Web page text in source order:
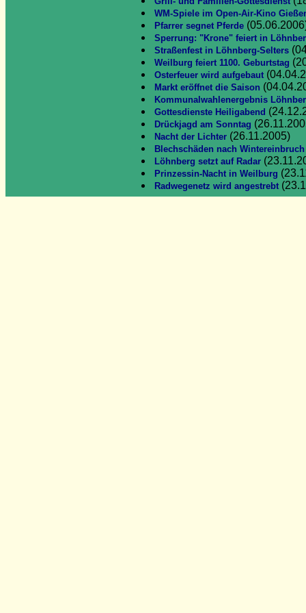
WM-Spiele im Open-Air-Kino
Pfarrer segnet Pferde
Sperrung: "Krone" feiert in
Straßenfest in Löhnberg-Selters
Weilburg feiert 1100. Geburtstag
Osterfeuer wird aufgebaut
Markt eröffnet die Saison
Kommunalwahlenergebnis
Gottesdienste Heiligabend
Drückjagd am Sonntag
Nacht der Lichter (26.11.2005)
Blechschäden nach Wintereinbruch
Löhnberg setzt auf Radar
Prinzessin-Nacht in Weilburg
Radwegenetz wird angestrebt